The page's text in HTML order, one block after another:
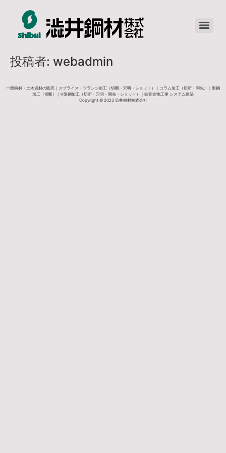
投稿者: webadmin
一般鋼材・土木資材の販売｜スプライス・フランジ加工（切断・穴明・ショット）｜コラム加工（切断・開先）｜形鋼
加工（切断）｜H形鋼加工（切断・穴明・開先・ショット）｜鉄骨金物工事 システム建築
Copyright © 2023 澁井鋼材株式会社